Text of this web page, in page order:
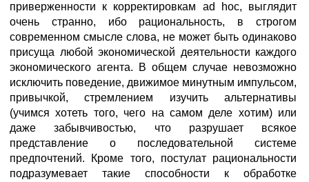
приверженности к корректировкам ad hoc, выглядит
очень странно, ибо рациональность, в строгом
современном смысле слова, не может быть одинаково
присуща любой экономической деятельности каждого
экономического агента. В общем случае невозможно
исключить поведение, движимое минутным импульсом,
привычкой, стремлением изучить альтернативы
(учимся хотеть того, чего на самом деле хотим) или
даже забывчивостью, что разрушает всякое
представление о последовательной системе
предпочтений. Кроме того, постулат рациональности
подразумевает такие способности к обработке